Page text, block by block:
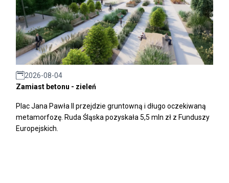
2026-08-04
Zamiast betonu - zieleń
Plac Jana Pawła II przejdzie gruntowną i długo oczekiwaną
metamorfozę. Ruda Śląska pozyskała 5,5 mln zł z Funduszy
Europejskich.